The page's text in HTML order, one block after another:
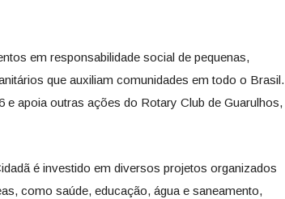
em responsabilidade social de pequenas,
que auxiliam comunidades em todo o Brasil.
e apoia outras ações do Rotary Club de Guarulhos,
é investido em diversos projetos organizados
como saúde, educação, água e saneamento,